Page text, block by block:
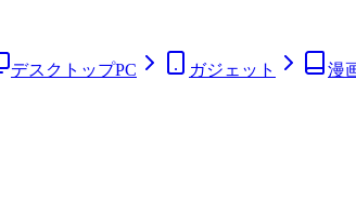
デスクトップPC ガジェット 漫